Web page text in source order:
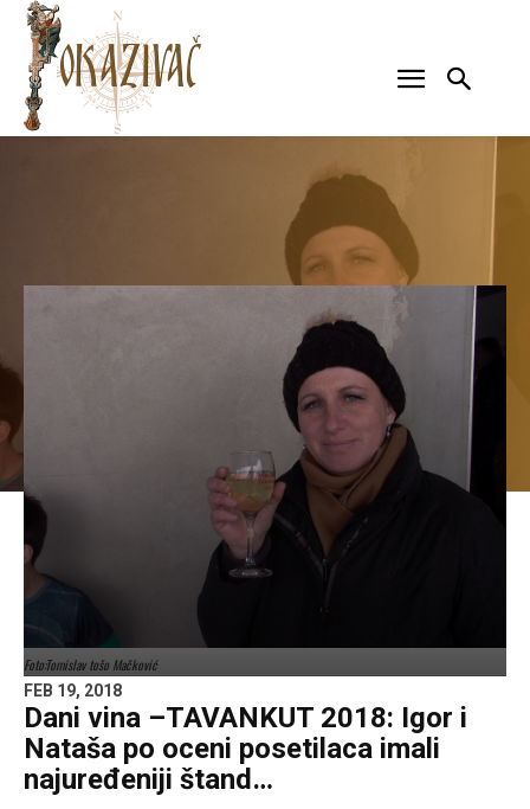
Foto:Tomislav tošo Mačković
FEB 19, 2018
Dani vina –TAVANKUT 2018: Igor i
Nataša po oceni posetilaca imali
najuređeniji štand…